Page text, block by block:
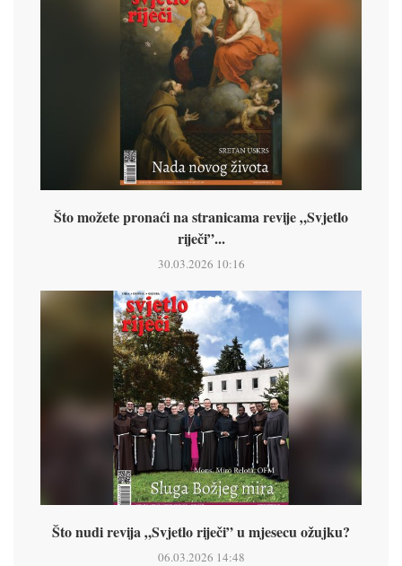
Što možete pronaći na stranicama revije „Svjetlo
riječi”...
30.03.2026 10:16
Što nudi revija „Svjetlo riječi” u mjesecu ožujku?
06.03.2026 14:48